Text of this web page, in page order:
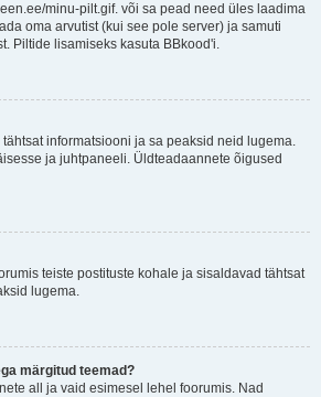
minu-pilt.gif. või sa pead need üles laadima
oma arvutist (kui see pole server) ja samuti
Piltide lisamiseks kasuta BBkood'i.
informatsiooni ja sa peaksid neid lugema.
ja juhtpaneeli. Üldteadaannete õigused
teiste postituste kohale ja sisaldavad tähtsat
lugema.
märgitud teemad?
all ja vaid esimesel lehel foorumis. Nad